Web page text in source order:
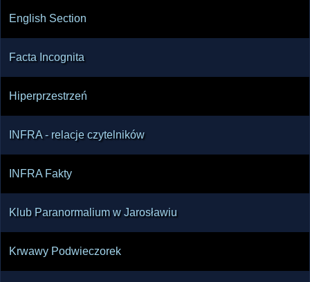
English Section
Facta Incognita
Hiperprzestrzeń
INFRA - relacje czytelników
INFRA Fakty
Klub Paranormalium w Jarosławiu
Krwawy Podwieczorek